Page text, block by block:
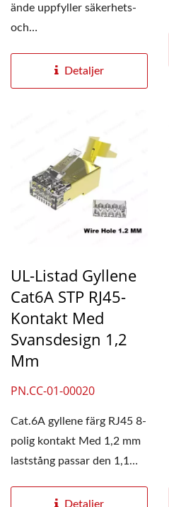
ände uppfyller säkerhets-
och
inklusive...
Detaljer
UL-Listad Gyllene
Cat6A STP RJ45-
Kontakt Med
Svansdesign 1,2
Mm
PN.CC-01-00020
Cat.6A gyllene färg RJ45 8-
polig kontakt Med 1,2 mm
laststång passar den 1,1
Detaljer